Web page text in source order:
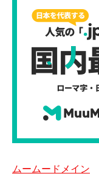
ムームードメイン